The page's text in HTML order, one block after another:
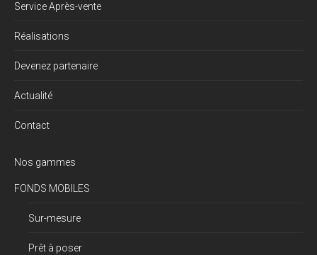
Service Après-vente
Réalisations
Devenez partenaire
Actualité
Contact
Nos gammes
FONDS MOBILES
Sur-mesure
Prêt à poser